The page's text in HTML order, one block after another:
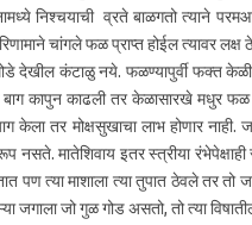
मनामध्ये निश्चयाची व्रते बाळगतो त्याने
चांगले फळ प्राप्त होईल त्यावर
देखील कंटाळु नये. फळण्यापुर्वी फक्त
बाग कापुन काढली तर केळासारखे मधुर
केला तर मोक्षसुखाचा लाभ होणार नाही.
मातेशिवाय इतर स्त्रीया रंभेपेक्षाही
पण त्या माशाला त्या तुपात ठेवले तर
जगाला जो गुळ गोड असतो, तो त्या